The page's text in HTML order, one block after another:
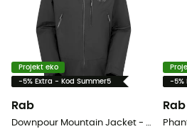
Projekt eko
-5% Extra - Kod Summer5
Rab
Downpour Mountain Jacket - Kurtka z membraną meska
-5%
Rab